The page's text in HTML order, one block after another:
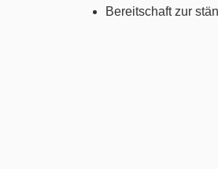
Bereitschaft zur